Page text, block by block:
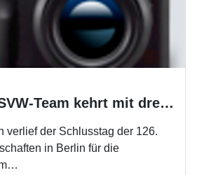
Schwimmen: SVW-Team kehrt mit drei DM-Titeln zurück
verlief der Schlusstag der 126.
in Berlin für die